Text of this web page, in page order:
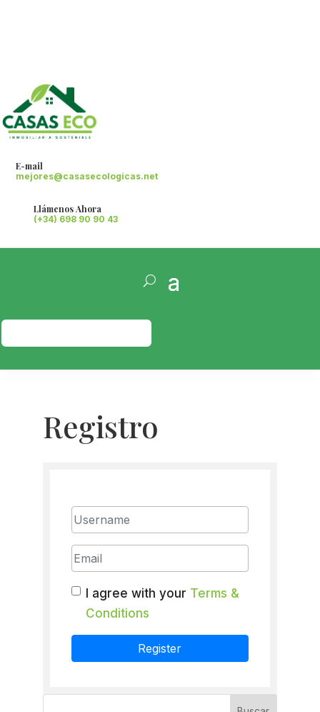
E-mail
mejores@casasecologicas.net
Llámenos Ahora
(+34) 698 90 90 43
Registro
Username
Email
I agree with your Terms &
Conditions
Register